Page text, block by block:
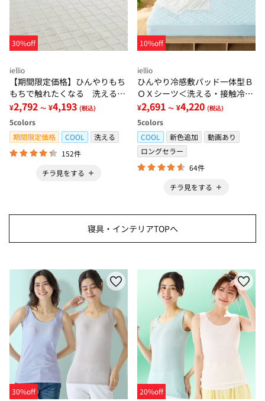
30%off
iellio
【期間限定価格】ひんやりもち
もちで触れたくなる 洗えるラ
グ＜低反発・滑りにくい・接触
冷感・防ダニ・カーペット＞
¥2,792 ～ ¥4,193 (税込)
5colors
期間限定価格
COOL
洗える
152件
チラ見をする
10%off
iellio
ひんやり冷感敷パッド一体型Ｂ
ＯＸシーツ＜洗える・接触冷
感・抗菌防臭・時短・家事楽・
ボックスシーツ・寝苦しさ対策
＞
¥2,691 ～ ¥4,220 (税込)
5colors
COOL
新色追加
動画あり
ロングセラー
64件
チラ見をする
寝具・インテリアTOPへ
30%off
20%off